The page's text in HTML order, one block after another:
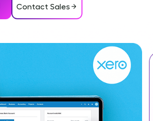
Contact Sales